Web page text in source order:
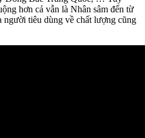
hơn cả vẫn là Nhân sâm đến từ
tiêu dùng về chất lượng cũng